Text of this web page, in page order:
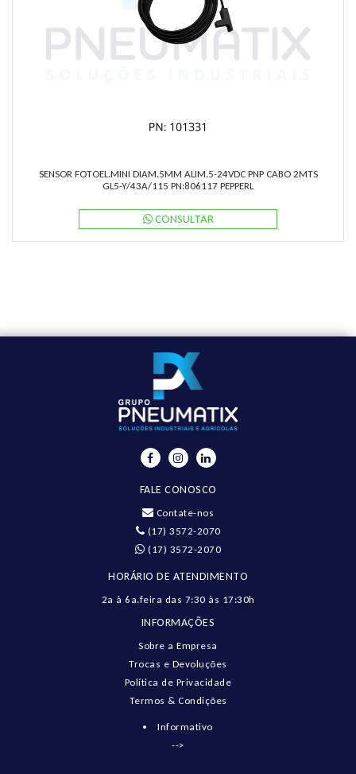
SENSOR FOTOEL.MINI DIAM.5MM ALIM.5-24VDC PNP CABO 2MTS
GL5-Y/43A/115 PN:806117 PEPPERL
CONSULTAR
FALE CONOSCO
Contate-nos
(17) 3572-2070
(17) 3572-2070
HORÁRIO DE ATENDIMENTO
2a à 6a.feira das 7:30 às 17:30h
INFORMAÇÕES
Sobre a Empresa
Trocas e Devoluções
Política de Privacidade
Termos & Condições
Informativo
-->